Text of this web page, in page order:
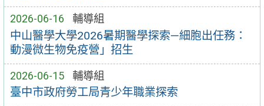
2026-06-16 輔導組
中山醫學大學2026暑期醫學探索—細胞出任務：
動漫微生物免疫營」招生
2026-06-15 輔導組
臺中市政府勞工局青少年職業探索